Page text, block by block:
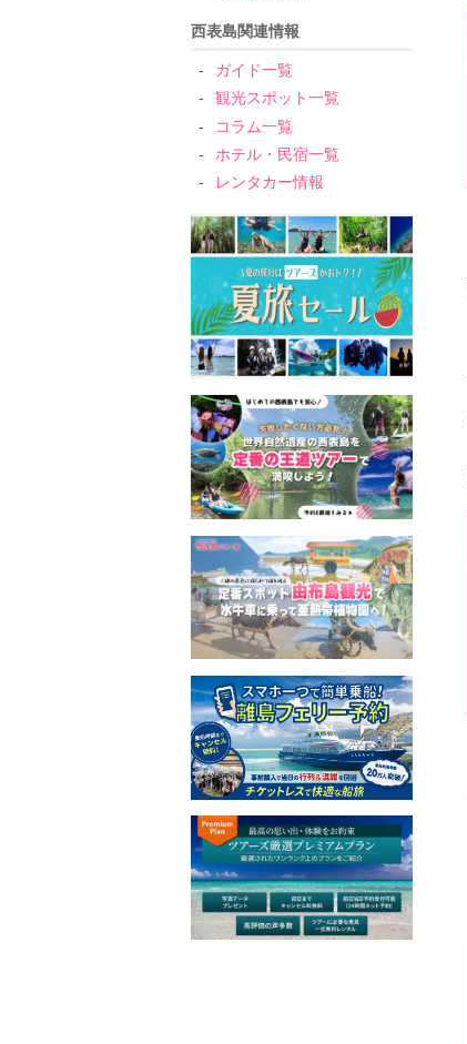
西表島関連情報
ガイド一覧
観光スポット一覧
コラム一覧
ホテル・民宿一覧
レンタカー情報